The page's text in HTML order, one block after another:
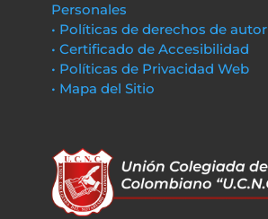
Personales
• Políticas de derechos de autor
• Certificado de Accesibilidad
• Políticas de Privacidad Web
• Mapa del Sitio